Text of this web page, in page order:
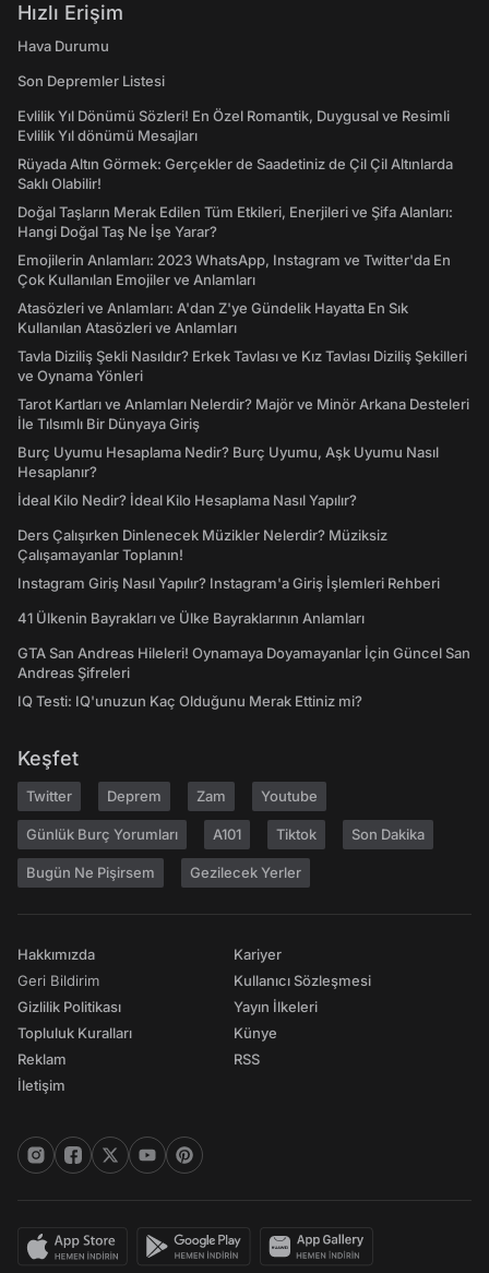
Hızlı Erişim
Hava Durumu
Son Depremler Listesi
Evlilik Yıl Dönümü Sözleri! En Özel Romantik, Duygusal ve Resimli
Evlilik Yıl dönümü Mesajları
Rüyada Altın Görmek: Gerçekler de Saadetiniz de Çil Çil Altınlarda
Saklı Olabilir!
Doğal Taşların Merak Edilen Tüm Etkileri, Enerjileri ve Şifa Alanları:
Hangi Doğal Taş Ne İşe Yarar?
Emojilerin Anlamları: 2023 WhatsApp, Instagram ve Twitter'da En
Çok Kullanılan Emojiler ve Anlamları
Atasözleri ve Anlamları: A'dan Z'ye Gündelik Hayatta En Sık
Kullanılan Atasözleri ve Anlamları
Tavla Diziliş Şekli Nasıldır? Erkek Tavlası ve Kız Tavlası Diziliş Şekilleri
ve Oynama Yönleri
Tarot Kartları ve Anlamları Nelerdir? Majör ve Minör Arkana Desteleri
İle Tılsımlı Bir Dünyaya Giriş
Burç Uyumu Hesaplama Nedir? Burç Uyumu, Aşk Uyumu Nasıl
Hesaplanır?
İdeal Kilo Nedir? İdeal Kilo Hesaplama Nasıl Yapılır?
Ders Çalışırken Dinlenecek Müzikler Nelerdir? Müziksiz
Çalışamayanlar Toplanın!
Instagram Giriş Nasıl Yapılır? Instagram'a Giriş İşlemleri Rehberi
41 Ülkenin Bayrakları ve Ülke Bayraklarının Anlamları
GTA San Andreas Hileleri! Oynamaya Doyamayanlar İçin Güncel San
Andreas Şifreleri
IQ Testi: IQ'unuzun Kaç Olduğunu Merak Ettiniz mi?
Keşfet
Twitter Deprem Zam Youtube
Günlük Burç Yorumları A101 Tiktok Son Dakika
Bugün Ne Pişirsem Gezilecek Yerler
Hakkımızda
Geri Bildirim
Gizlilik Politikası
Topluluk Kuralları
Reklam
İletişim
Kariyer
Kullanıcı Sözleşmesi
Yayın İlkeleri
Künye
RSS